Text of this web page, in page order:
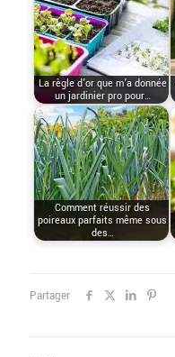
La règle d’or que m’a donnée
un jardinier pro pour…
Comment réussir des
poireaux parfaits même sous
des…
Partager